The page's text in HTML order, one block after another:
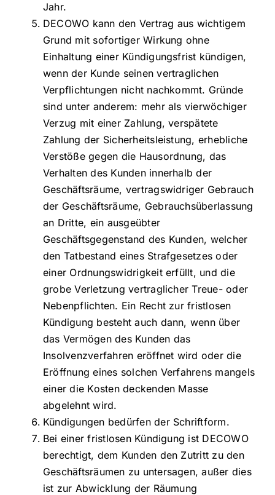
Jahr.
DECOWO kann den Vertrag aus wichtigem
Grund mit sofortiger Wirkung ohne
Einhaltung einer Kündigungsfrist kündigen,
wenn der Kunde seinen vertraglichen
Verpflichtungen nicht nachkommt. Gründe
sind unter anderem: mehr als vierwöchiger
Verzug mit einer Zahlung, verspätete
Zahlung der Sicherheitsleistung, erhebliche
Verstöße gegen die Hausordnung, das
Verhalten des Kunden innerhalb der
Geschäftsräume, vertragswidriger Gebrauch
der Geschäftsräume, Gebrauchsüberlassung
an Dritte, ein ausgeübter
Geschäftsgegenstand des Kunden, welcher
den Tatbestand eines Strafgesetzes oder
einer Ordnungswidrigkeit erfüllt, und die
grobe Verletzung vertraglicher Treue- oder
Nebenpflichten. Ein Recht zur fristlosen
Kündigung besteht auch dann, wenn über
das Vermögen des Kunden das
Insolvenzverfahren eröffnet wird oder die
Eröffnung eines solchen Verfahrens mangels
einer die Kosten deckenden Masse
abgelehnt wird.
Kündigungen bedürfen der Schriftform.
Bei einer fristlosen Kündigung ist DECOWO
berechtigt, dem Kunden den Zutritt zu den
Geschäftsräumen zu untersagen, außer dies
ist zur Abwicklung der Räumung